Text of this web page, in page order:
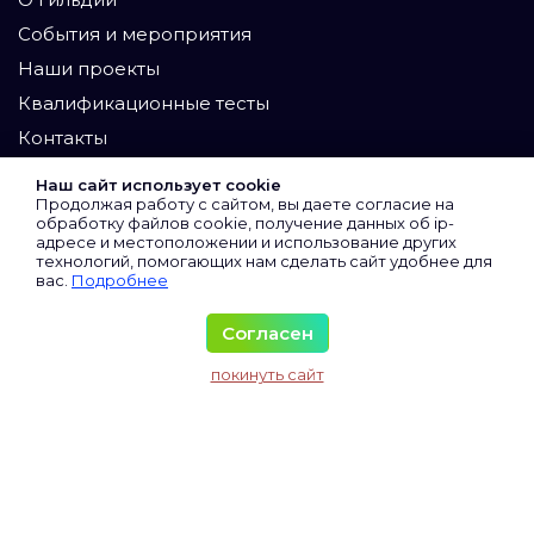
События и мероприятия
Наши проекты
Квалификационные тесты
Контакты
Участники
Экспертный клуб
Сертифицированные
Виртуальные
Наш сайт использует cookie
Продолжая работу с сайтом, вы даете согласие на
обработку файлов cookie, получение данных об ip-
адресе и местоположении и использование других
технологий, помогающих нам сделать сайт удобнее для
вас. Подробнее
Согласен
покинуть сайт